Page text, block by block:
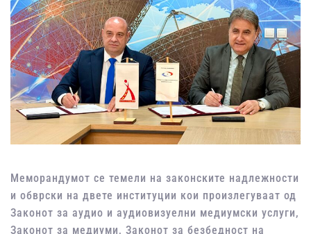
Меморандумот се темели на законските надлежности
и обврски на двете институции кои произлегуваат од
Законот за аудио и аудиовизуелни медиумски услуги,
Законот за медиуми, Законот за безбедност на